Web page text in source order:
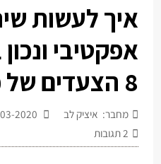
איך לעשות
אפקטיבי
8 הצעדים של פרופ' קוטלר
מחבר: איציק לב
2תגובות